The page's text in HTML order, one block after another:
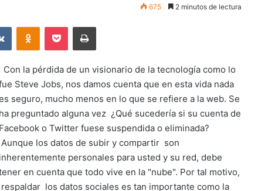
675 2 minutos de lectura
VKontakteOdnoklassniki
Pocket Imprimir
Con la pérdida de un visionario de la tecnología como lo
Steve Jobs, nos damos cuenta que en esta vida nada
seguro, mucho menos en lo que se refiere a la web. Se
ha preguntado alguna vez ¿Qué sucedería si su cuenta de
Facebook o Twitter fuese suspendida o eliminada?
Aunque los datos de subir y compartir son
inherentemente personales para usted y su red, debe
en cuenta que todo vive en la "nube". Por tal motivo,
respaldar los datos sociales es tan importante como la